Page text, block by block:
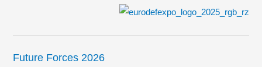
Future Forces 2026